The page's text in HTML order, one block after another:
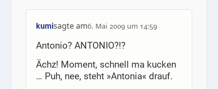
kumisagte am6. Mai 2009 um 14:59
Antonio? ANTONIO?!?
Ächz! Moment, schnell ma kucken
… Puh, nee, steht »Antonia« drauf.